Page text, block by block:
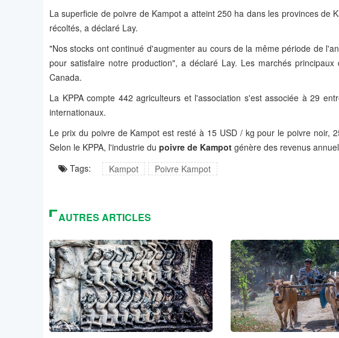
La superficie de poivre de Kampot a atteint 250 ha dans les provinces
récoltés, a déclaré Lay.
"Nos stocks ont continué d'augmenter au cours de la même période de
pour satisfaire notre production", a déclaré Lay. Les marchés
Canada.
La KPPA compte 442 agriculteurs et l'association s'est associée à 29
internationaux.
Le prix du poivre de Kampot est resté à 15 USD / kg pour le poivre noir,
Selon le KPPA, l'industrie du poivre de Kampot génère des revenus
Tags:
Kampot Poivre Kampot
AUTRES ARTICLES